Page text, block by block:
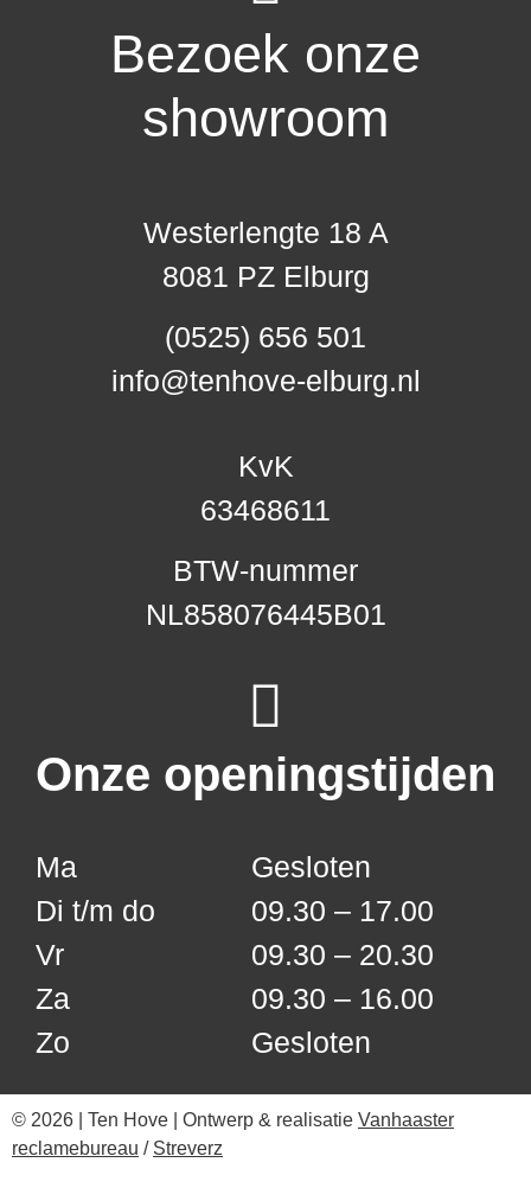
Bezoek onze
showroom
Westerlengte 18 A
8081 PZ Elburg
(0525) 656 501
info@tenhove-elburg.nl
KvK
63468611
BTW-nummer
NL858076445B01
Onze openingstijden
Ma
Di t/m do
Vr
Za
Zo
Gesloten
09.30 – 17.00
09.30 – 20.30
09.30 – 16.00
Gesloten
© 2026 | Ten Hove | Ontwerp & realisatie Vanhaaster
reclamebureau / Streverz